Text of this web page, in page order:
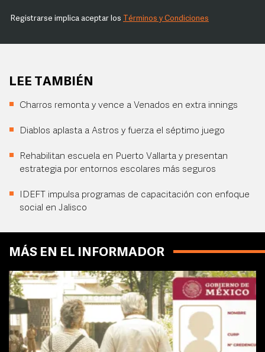
Registrarse implica aceptar los Términos y Condiciones
LEE TAMBIÉN
Charros remonta y vence a Venados en extra innings
Diablos aplasta a Astros y fuerza el séptimo juego
Rehabilitan escuela en Puerto Vallarta y presentan
estrategia por entornos escolares más seguros
IDEFT impulsa programas de capacitación con enfoque
social en Jalisco
MÁS EN EL INFORMADOR